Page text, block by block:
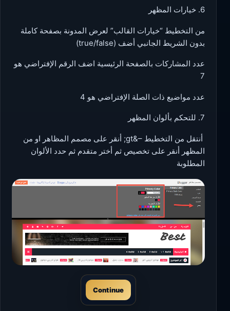
6. خيارات المظهر
من التخطيط “خيارات القالب” لعرض المدونة بصفحة كاملة
بدون الشريط الجانبي أضف (true/false)
عدد المشاركات بالصفحة الرئيسية اضف الرقم الإفتراضي هو
7
عدد مواضيع ذات الصلة الإفتراضي هو 4
7. للتحكم بألوان المظهر
أنتقل من التخطيط –&gt; أنقر على مصمم المظاهر او من
المظهر أنقر على تخصيص ثم أختر متقدم ثم حدد الألوان
المطلوبة
Continue